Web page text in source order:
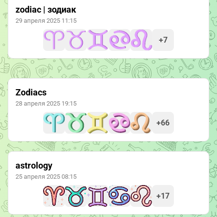
zodiac | зодиак
29 апреля 2025 11:15
+7
Zodiacs
28 апреля 2025 19:15
+66
astrology
25 апреля 2025 08:15
+17